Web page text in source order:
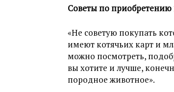
Советы по приобретению
«Не советую покупать
имеют котячьих карт и
можно посмотреть,
вы хотите и лучше,
породное животное».